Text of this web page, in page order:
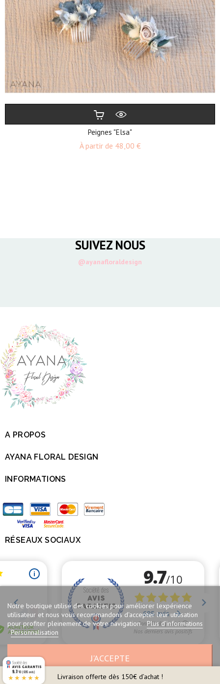
Peignes "Elsa"
À partir de 48,00 €Prix
SUIVEZ NOUS
@ayanafloraldesign
A PROPOS
AYANA FLORAL DESIGN
INFORMATIONS
RÉSEAUX SOCIAUX
Marchand approuvé par la Société des Avis Garantis,
Notre boutique utilise des cookies pour améliorer lexpérience
utilisateur et nous vous recommandons d'accepter leur utilisation
pour profiter pleinement de votre navigation. Plus d'informations
Personnalisation
J'ACCEPTE
Livraison offerte dès 150€ d’achat !
9.7/10 (695 avis)
★★★★★